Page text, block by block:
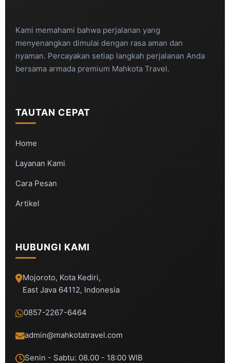
Kami memahami bahwa perjalanan yang
menyenangkan dimulai dengan rasa aman dan
nyaman. Percayakan setiap langkah perjalanan Anda
bersama armada premium Mahkota Travel.
TAUTAN CEPAT
Home
Layanan Kami
Cara Pesan
Artikel
HUBUNGI KAMI
Mojoroto, Kota Kediri,
East Java 64112, Indonesia
0857-2267-6464
admin@mahkotatravel.com
Senin - Sabtu: 08.00 - 18:00 WIB